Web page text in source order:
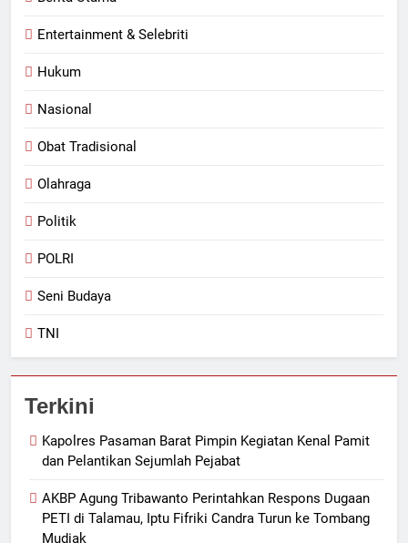
Entertainment & Selebriti
Hukum
Nasional
Obat Tradisional
Olahraga
Politik
POLRI
Seni Budaya
TNI
Terkini
Kapolres Pasaman Barat Pimpin Kegiatan Kenal Pamit
dan Pelantikan Sejumlah Pejabat
AKBP Agung Tribawanto Perintahkan Respons Dugaan
PETI di Talamau, Iptu Fifriki Candra Turun ke Tombang
Mudiak